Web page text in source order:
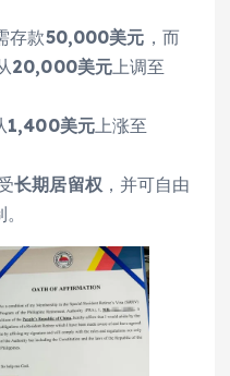
存款50,000美元 ，而
20,000美元上调至
1,400美元上涨至
长期居留权，并可自由